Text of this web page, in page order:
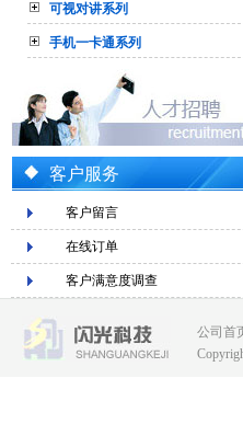
可视对讲系列
手机一卡通系列
客户服务
客户留言
在线订单
客户满意度调查
公司首